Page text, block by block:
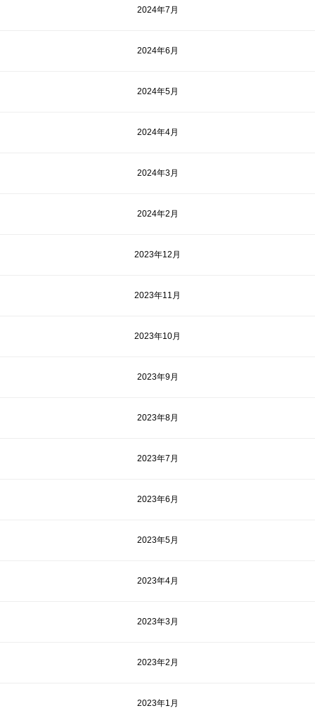
2024年7月
2024年6月
2024年5月
2024年4月
2024年3月
2024年2月
2023年12月
2023年11月
2023年10月
2023年9月
2023年8月
2023年7月
2023年6月
2023年5月
2023年4月
2023年3月
2023年2月
2023年1月